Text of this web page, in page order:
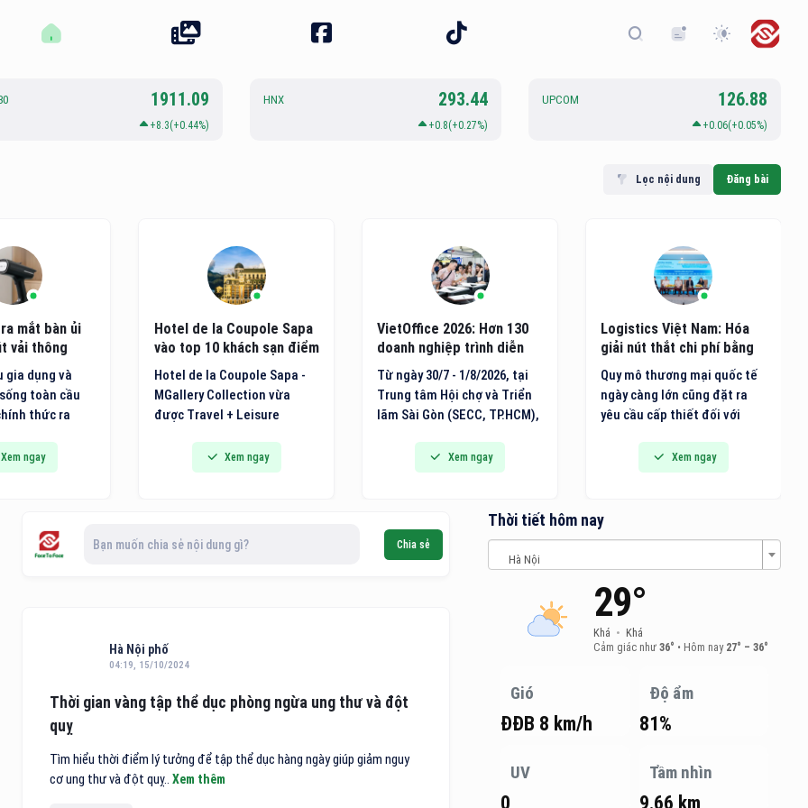
1911.09
+8.3(+0.44%)
HNX 293.44
+0.8(+0.27%)
UPCOM 126.88
+0.06(+0.05%)
Lọc nội dung Đăng bài
mắt bàn ủi
vải thông
gia dụng và
toàn cầu
thức ra
mới tích hợp
vải thông
pháp công
việc chăm
Xem ngay
Hotel de la Coupole Sapa
vào top 10 khách sạn điểm
đến nội địa hàng đầu Việt
Nam
Hotel de la Coupole Sapa -
MGallery Collection vừa
được Travel + Leisure
Á - Thái Bình Dương 2026
vinh danh trong danh sách
Xem ngay
VietOffice 2026: Hơn 130
doanh nghiệp trình diễn
công nghệ văn phòng mới
Từ ngày 30/7 - 1/8/2026, tại
Trung tâm Hội chợ và Triển
lãm Sài Gòn (SECC, TP.HCM),
pháp Văn phòng thông minh,
Thiết bị, Máy và Văn phòng
Xem ngay
Logistics Việt Nam: Hóa
giải nút thắt chi phí bằng
hạ tầng xanh và công nghệ
AI
Quy mô thương mại quốc tế
ngày càng lớn cũng đặt ra
yêu cầu cấp thiết đối với
ngành logistics của Việt
Nam. Năng lực logistics
lưu chuyển hàng hóa mà còn
quyết định khả năng thu hút
và vị thế của quốc gia trong
chuỗi cung ứng toàn cầu.
Xem ngay
Bạn muốn chia sẻ nội dung gì? Chia sẻ
Hà Nội phố
04:19, 15/10/2024
Thời gian vàng tập thể dục phòng ngừa ung thư và đột
quỵ
Tìm hiểu thời điểm lý tưởng để tập thể dục hàng ngày giúp giảm nguy
cơ ung thư và đột quỵ.. Xem thêm
Thời tiết hôm nay
Hà Nội
29°
Khá • Khá
Cảm giác như 36° • Hôm nay 27° – 36°
Gió
ĐĐB 8 km/h
Độ ẩm
81%
UV
0
Tầm nhìn
9.66 km